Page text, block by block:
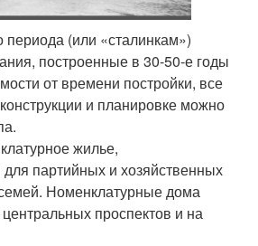
периода (или «сталинкам»)
построенные в 30-50-е годы
от времени постройки, все
и планировке можно
жилье,
партийных и хозяйственных
Номенклатурные дома
проспектов и на